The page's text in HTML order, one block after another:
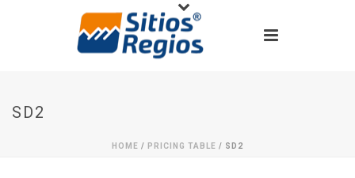
SD2
HOME / PRICING TABLE / SD2